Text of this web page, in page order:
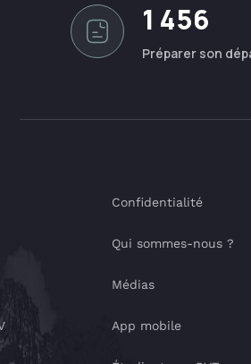
1 456
Préparer son
Confidentialité
Qui sommes-nous ?
Médias
App mobile